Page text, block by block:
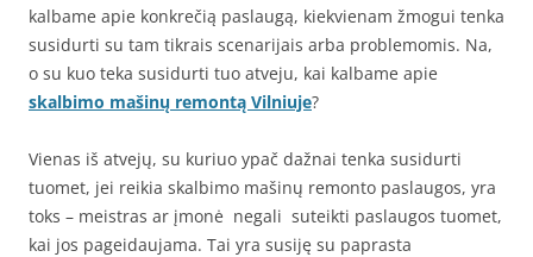
kalbame apie konkrečią paslaugą, kiekvienam žmogui tenka
susidurti su tam tikrais scenarijais arba problemomis. Na,
o su kuo teka susidurti tuo atveju, kai kalbame apie
skalbimo mašinų remontą Vilniuje?
Vienas iš atvejų, su kuriuo ypač dažnai tenka susidurti
tuomet, jei reikia skalbimo mašinų remonto paslaugos, yra
toks – meistras ar įmonė negali suteikti paslaugos tuomet,
kai jos pageidaujama. Tai yra susiję su paprasta